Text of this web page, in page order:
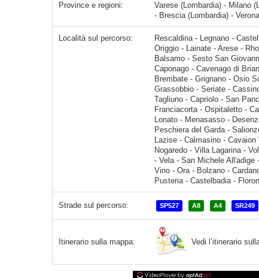
Province e regioni:
Varese (Lombardia) - Milano
- Brescia (Lombardia) -
Località sul percorso: Rescaldina - Legnano - Castellanza - Rescaldina - Busto Arsizio - Cerro Maggiore - Cantalupo - Origgio - Lainate - Arese - Rho - Baranzate - Milano -
Strade sul percorso: SP527 A8 A4 SR249
Itinerario sulla mappa: Vedi l’itinerario